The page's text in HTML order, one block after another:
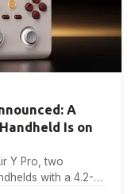
A
Is on
Y Pro, two
with a 4.2-